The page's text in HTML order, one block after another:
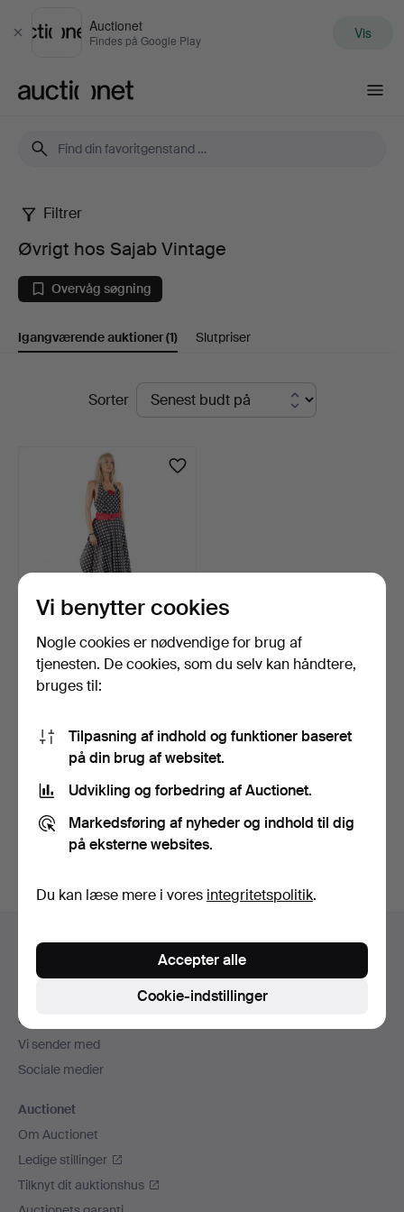
Luk
Auctionet
Findes på Google Play Vis
Øvrigt
hos
Sajab
Vintage
Filtrer
Øvrigt hos Sajab Vintage
Overvåg søgning
Igangværende auktioner(1) Slutpriser
Igangværende
Sorter
HINDSGAUL
MANNEQUIN,
udstillingsdukke, 190…
8 dage
Overvåg søgning
auktioner.
Hjælp og kontaktoplysninger
Kontakt supporten
Betalingsmuligheder
Vi sender med
Sociale medier
Auctionet
Om Auctionet
Ledige stillinger
Tilknyt dit auktionshus
Vi benytter cookies
Nogle cookies er nødvendige for brug af
tjenesten. De cookies, som du selv kan håndtere,
bruges til:
Tilpasning af indhold og funktioner baseret
på din brug af websitet.
Udvikling og forbedring af Auctionet.
Markedsføring af nyheder og indhold til dig
på eksterne websites.
Du kan læse mere i vores integritetspolitik.
Cookie-indstillinger
Accepter alle